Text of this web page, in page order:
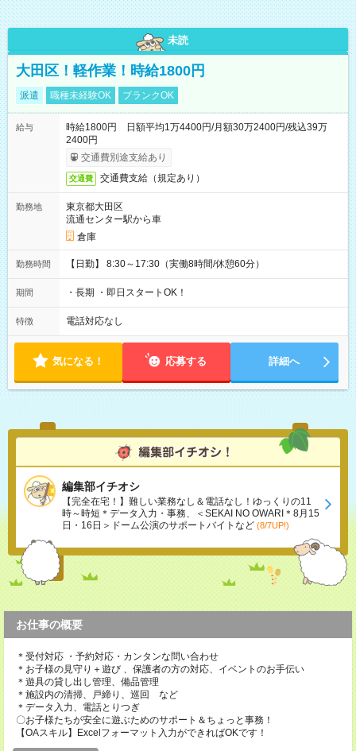
未読
大田区！軽作業！時給1800円
派遣 職種未経験OK ブランクOK
給与
時給1800円 日額平均1万4400円/月額30万2400円/残込39万
2400円
交通費別途支給あり
交通費 交通費支給（規定あり）
勤務地
東京都大田区
流通センター駅から車
倉庫
勤務時間 【日勤】 8:30～17:30（実働8時間/休憩60分）
期間 ・長期 ・即日スタートOK！
特徴 電話対応なし
気になる！ 応募する 詳細へ
編集部イチオシ
【完全在宅！】難しい業務なし＆電話なし！ゆっくりの11
時～時短＊データ入力・事務、＜SEKAI NO OWARI＊8月15
日・16日＞ドーム公演のサポートバイトなど (8/7UP!)
お仕事の概要
＊受付対応 ・予約対応・カンタンな問い合わせ
＊お子様の見守り＋遊び 、保護者の方の対応、イベントのお手伝い
＊遊具の貸し出し管理、備品管理
＊施設内の清掃、戸締り、巡回 など
＊データ入力、電話とりつぎ
〇お子様たちが安全に遊ぶためのサポート＆ちょっと事務！
【OAスキル】Excelフォーマット入力ができればOKです！